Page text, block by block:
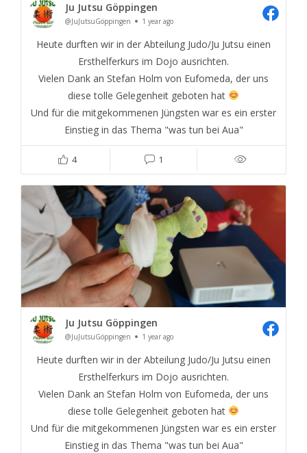
Ju Jutsu Göppingen
@JuJutsuGöppingen 1 year ago
Heute durften wir in der Abteilung Judo/Ju Jutsu einen
Ersthelferkurs im Dojo ausrichten.
Vielen Dank an Stefan Holm von Eufomeda, der uns
diese tolle Gelegenheit geboten hat
Und für die mitgekommenen Jüngsten war es ein erster
Einstieg in das Thema "was tun bei Aua"
4 1
Ju Jutsu Göppingen
@JuJutsuGöppingen 1 year ago
Heute durften wir in der Abteilung Judo/Ju Jutsu einen
Ersthelferkurs im Dojo ausrichten.
Vielen Dank an Stefan Holm von Eufomeda, der uns
diese tolle Gelegenheit geboten hat
Und für die mitgekommenen Jüngsten war es ein erster
Einstieg in das Thema "was tun bei Aua"